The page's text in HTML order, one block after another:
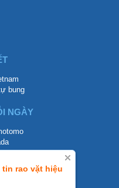
tin rao vặt hiệu
bung
NGÀY